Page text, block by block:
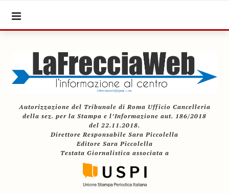
Autorizzazione del Tribunale di Roma Ufficio Cancelleria
della sez. per la Stampa e l’Informazione aut. 186/2018
del 22.11.2018.
Direttore Responsabile Sara Piccolella
Editore Sara Piccolella
Testata Giornalistica associata a